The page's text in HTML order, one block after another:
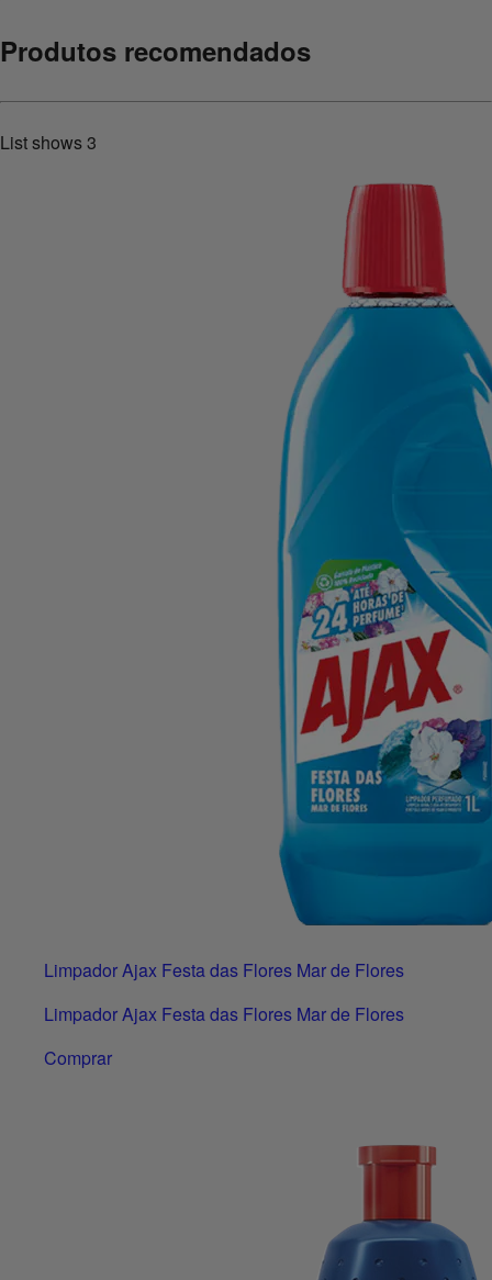
Produtos recomendados
List shows3
Limpador Ajax Festa das Flores Mar de Flores
Limpador Ajax Festa das Flores Mar de Flores
Comprar